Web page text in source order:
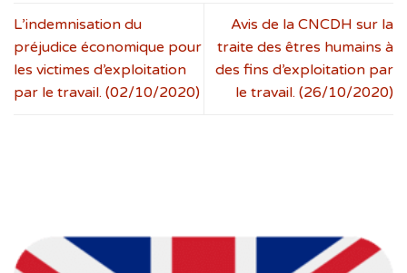
L’indemnisation du
préjudice économique pour
les victimes d’exploitation
par le travail. (02/10/2020)
Avis de la CNCDH sur la
traite des êtres humains à
des fins d’exploitation par
le travail. (26/10/2020)